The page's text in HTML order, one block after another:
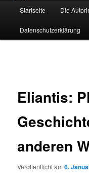
Startseite Die
Datenschutzerklärung
Eliantis:
anderen
Veröffentlicht am6.